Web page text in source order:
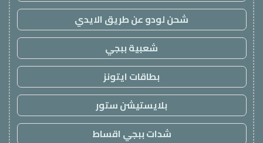
شحن لودو عن طريق الايدي
شعبية ببجي
بطاقات ايتونز
بلايستيشن ستور
شدات ببجي اقساط